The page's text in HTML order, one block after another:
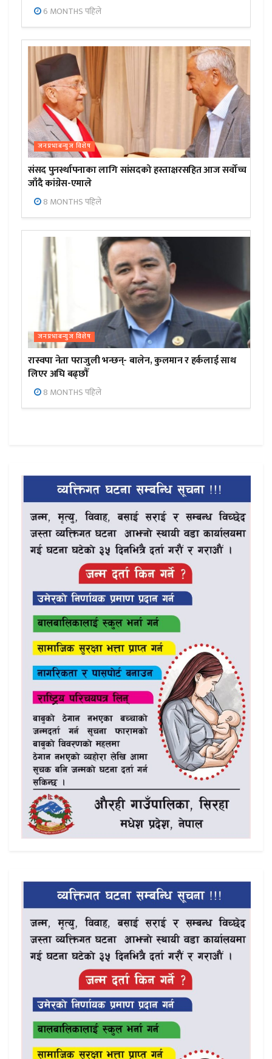
6 MONTHS पहिले
जनप्रभाबन्युज विशेष
संसद पुनर्स्थापनाका लागि सांसदको हस्ताक्षरसहित आज सर्वोच्च
जाँदै कांग्रेस-एमाले
8 MONTHS पहिले
जनप्रभाबन्युज विशेष
रास्वपा नेता पराजुली भन्छन्- बालेन, कुलमान र हर्कलाई साथ
लिएर अघि बढ्छौँ
8 MONTHS पहिले